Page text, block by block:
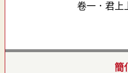
卷一．君上
簡